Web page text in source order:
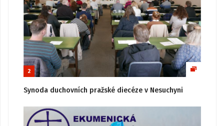
2
Synoda duchovních pražské diecéze v Nesuchyni